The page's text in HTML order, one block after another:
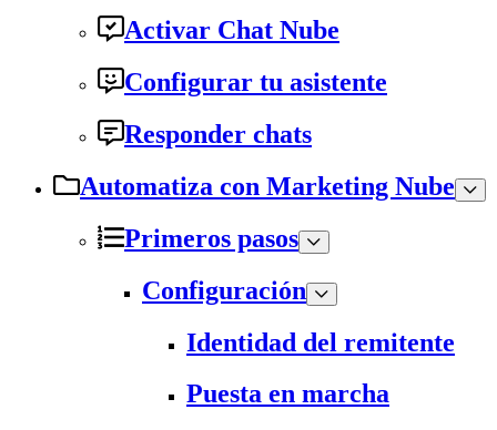
Activar Chat Nube
Configurar tu asistente
Responder chats
Automatiza con Marketing Nube
Primeros pasos
Configuración
Identidad del remitente
Puesta en marcha